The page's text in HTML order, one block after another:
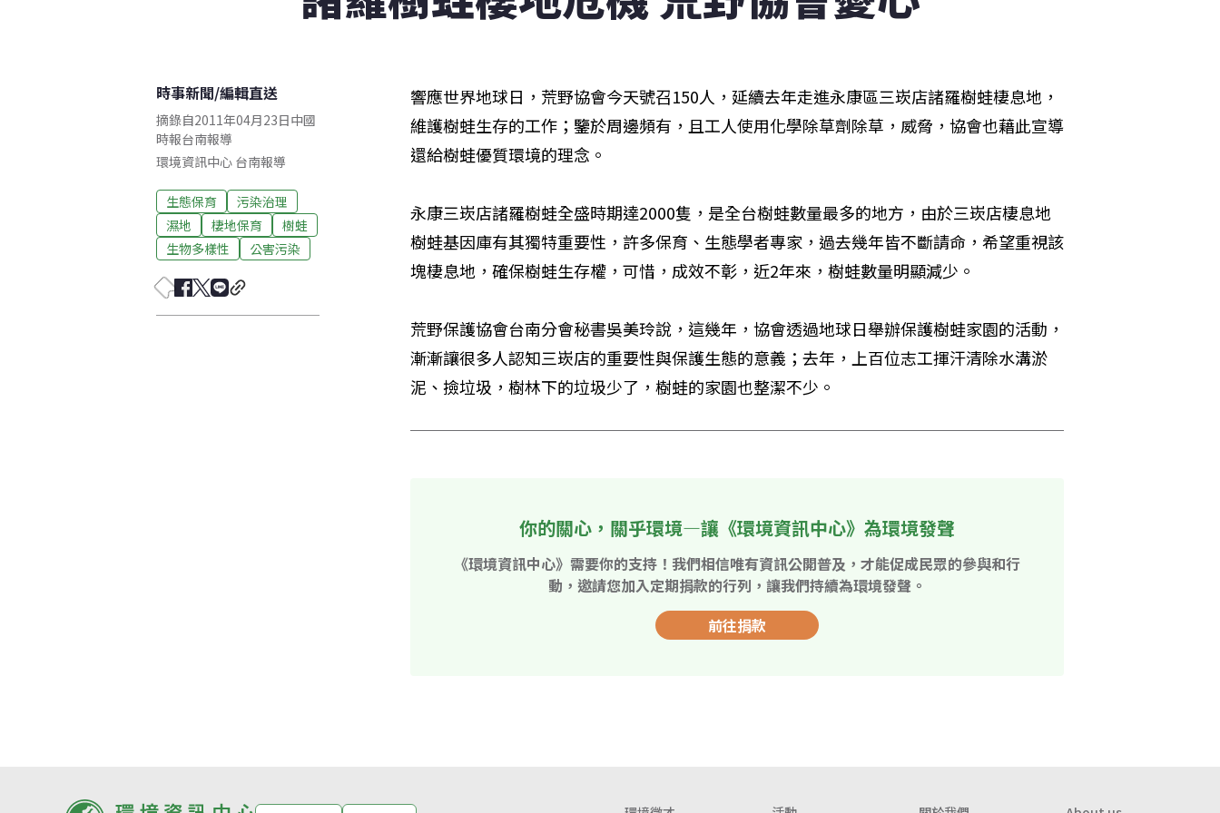
時事新聞/編輯直送
摘錄自2011年04月23日中國
時報台南報導
環境資訊中心 台南報導
生態保育
污染治理
濕地
棲地保育
樹蛙
生物多樣性
公害污染
響應世界地球日，荒野協會今天號召150人，延續去年走進永康區三崁店諸羅樹蛙棲息地，
維護樹蛙生存的工作；鑒於周邊頻有，且工人使用化學除草劑除草，威脅，協會也藉此宣導
還給樹蛙優質環境的理念。
永康三崁店諸羅樹蛙全盛時期達2000隻，是全台樹蛙數量最多的地方，由於三崁店棲息地
樹蛙基因庫有其獨特重要性，許多保育、生態學者專家，過去幾年皆不斷請命，希望重視該
塊棲息地，確保樹蛙生存權，可惜，成效不彰，近2年來，樹蛙數量明顯減少。
荒野保護協會台南分會秘書吳美玲說，這幾年，協會透過地球日舉辦保護樹蛙家園的活動，
漸漸讓很多人認知三崁店的重要性與保護生態的意義；去年，上百位志工揮汗清除水溝淤
泥、撿垃圾，樹林下的垃圾少了，樹蛙的家園也整潔不少。
你的關心，關乎環境—讓《環境資訊中心》為環境發聲
《環境資訊中心》需要你的支持！我們相信唯有資訊公開普及，才能促成民眾的參與和行
動，邀請您加入定期捐款的行列，讓我們持續為環境發聲。
前往捐款